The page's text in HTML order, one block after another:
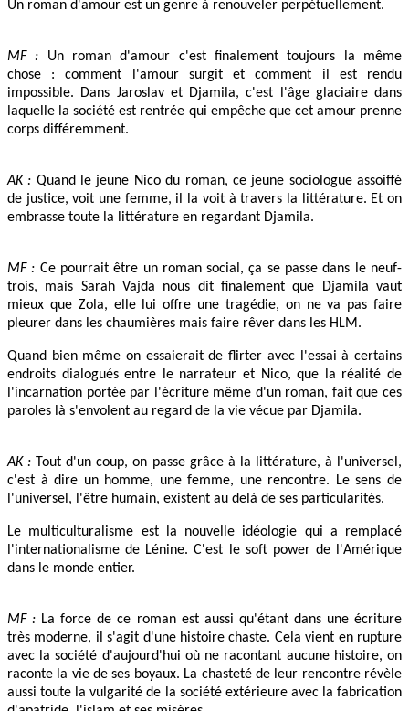
Un roman d'amour est un genre à renouveler perpétuellement.
MF : Un roman d'amour c'est finalement toujours la même
chose : comment l'amour surgit et comment il est rendu
impossible. Dans Jaroslav et Djamila, c'est l'âge glaciaire dans
laquelle la société est rentrée qui empêche que cet amour prenne
corps différemment.
AK : Quand le jeune Nico du roman, ce jeune sociologue assoiffé
de justice, voit une femme, il la voit à travers la littérature. Et on
embrasse toute la littérature en regardant Djamila.
MF : Ce pourrait être un roman social, ça se passe dans le neuf-
trois, mais Sarah Vajda nous dit finalement que Djamila vaut
mieux que Zola, elle lui offre une tragédie, on ne va pas faire
pleurer dans les chaumières mais faire rêver dans les HLM.
Quand bien même on essaierait de flirter avec l'essai à certains
endroits dialogués entre le narrateur et Nico, que la réalité de
l'incarnation portée par l'écriture même d'un roman, fait que ces
paroles là s'envolent au regard de la vie vécue par Djamila.
AK : Tout d'un coup, on passe grâce à la littérature, à l'universel,
c'est à dire un homme, une femme, une rencontre. Le sens de
l'universel, l'être humain, existent au delà de ses particularités.
Le multiculturalisme est la nouvelle idéologie qui a remplacé
l'internationalisme de Lénine. C'est le soft power de l'Amérique
dans le monde entier.
MF : La force de ce roman est aussi qu'étant dans une écriture
très moderne, il s'agit d'une histoire chaste. Cela vient en rupture
avec la société d'aujourd'hui où ne racontant aucune histoire, on
raconte la vie de ses boyaux. La chasteté de leur rencontre révèle
aussi toute la vulgarité de la société extérieure avec la fabrication